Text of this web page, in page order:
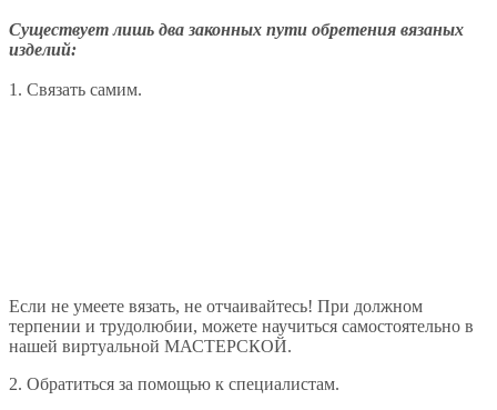
Существует лишь два законных пути обретения вязаных
изделий:
1. Связать самим.
Если не умеете вязать, не отчаивайтесь! При должном
терпении и трудолюбии, можете научиться самостоятельно в
нашей виртуальной МАСТЕРСКОЙ.
2. Обратиться за помощью к специалистам.